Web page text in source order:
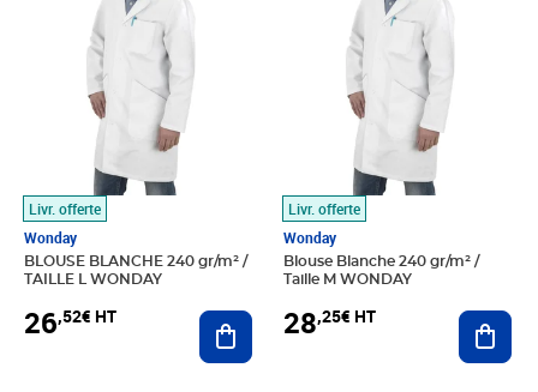
Livr. offerte
Wonday
BLOUSE BLANCHE 240 gr/m² /
TAILLE L WONDAY
26,52€ HT Ajouter au panier
Livr. offerte
Wonday
Blouse Blanche 240 gr/m² /
Taille M WONDAY
28,25€ HT